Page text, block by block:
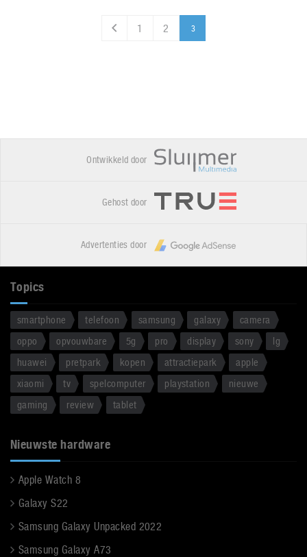
1 2 3
Ontwikkeld door
Gehost door
Advertenties door
Topics
smartphone telefoon samsung galaxy
camera
oppo
opvouwbare 5g pro display sony
lg
huawei
pretpark kopen attractiepark
apple
xiaomi
tv spelcomputer playstation
nieuwe
gaming
review tablet
Nieuwste hardware
Apple Watch 8
Galaxy S22
Samsung Galaxy Unpacked 2022
Samsung Galaxy A73